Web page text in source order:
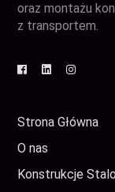
oraz montażu
z transportem.
Strona Główna
O nas
Konstrukcje